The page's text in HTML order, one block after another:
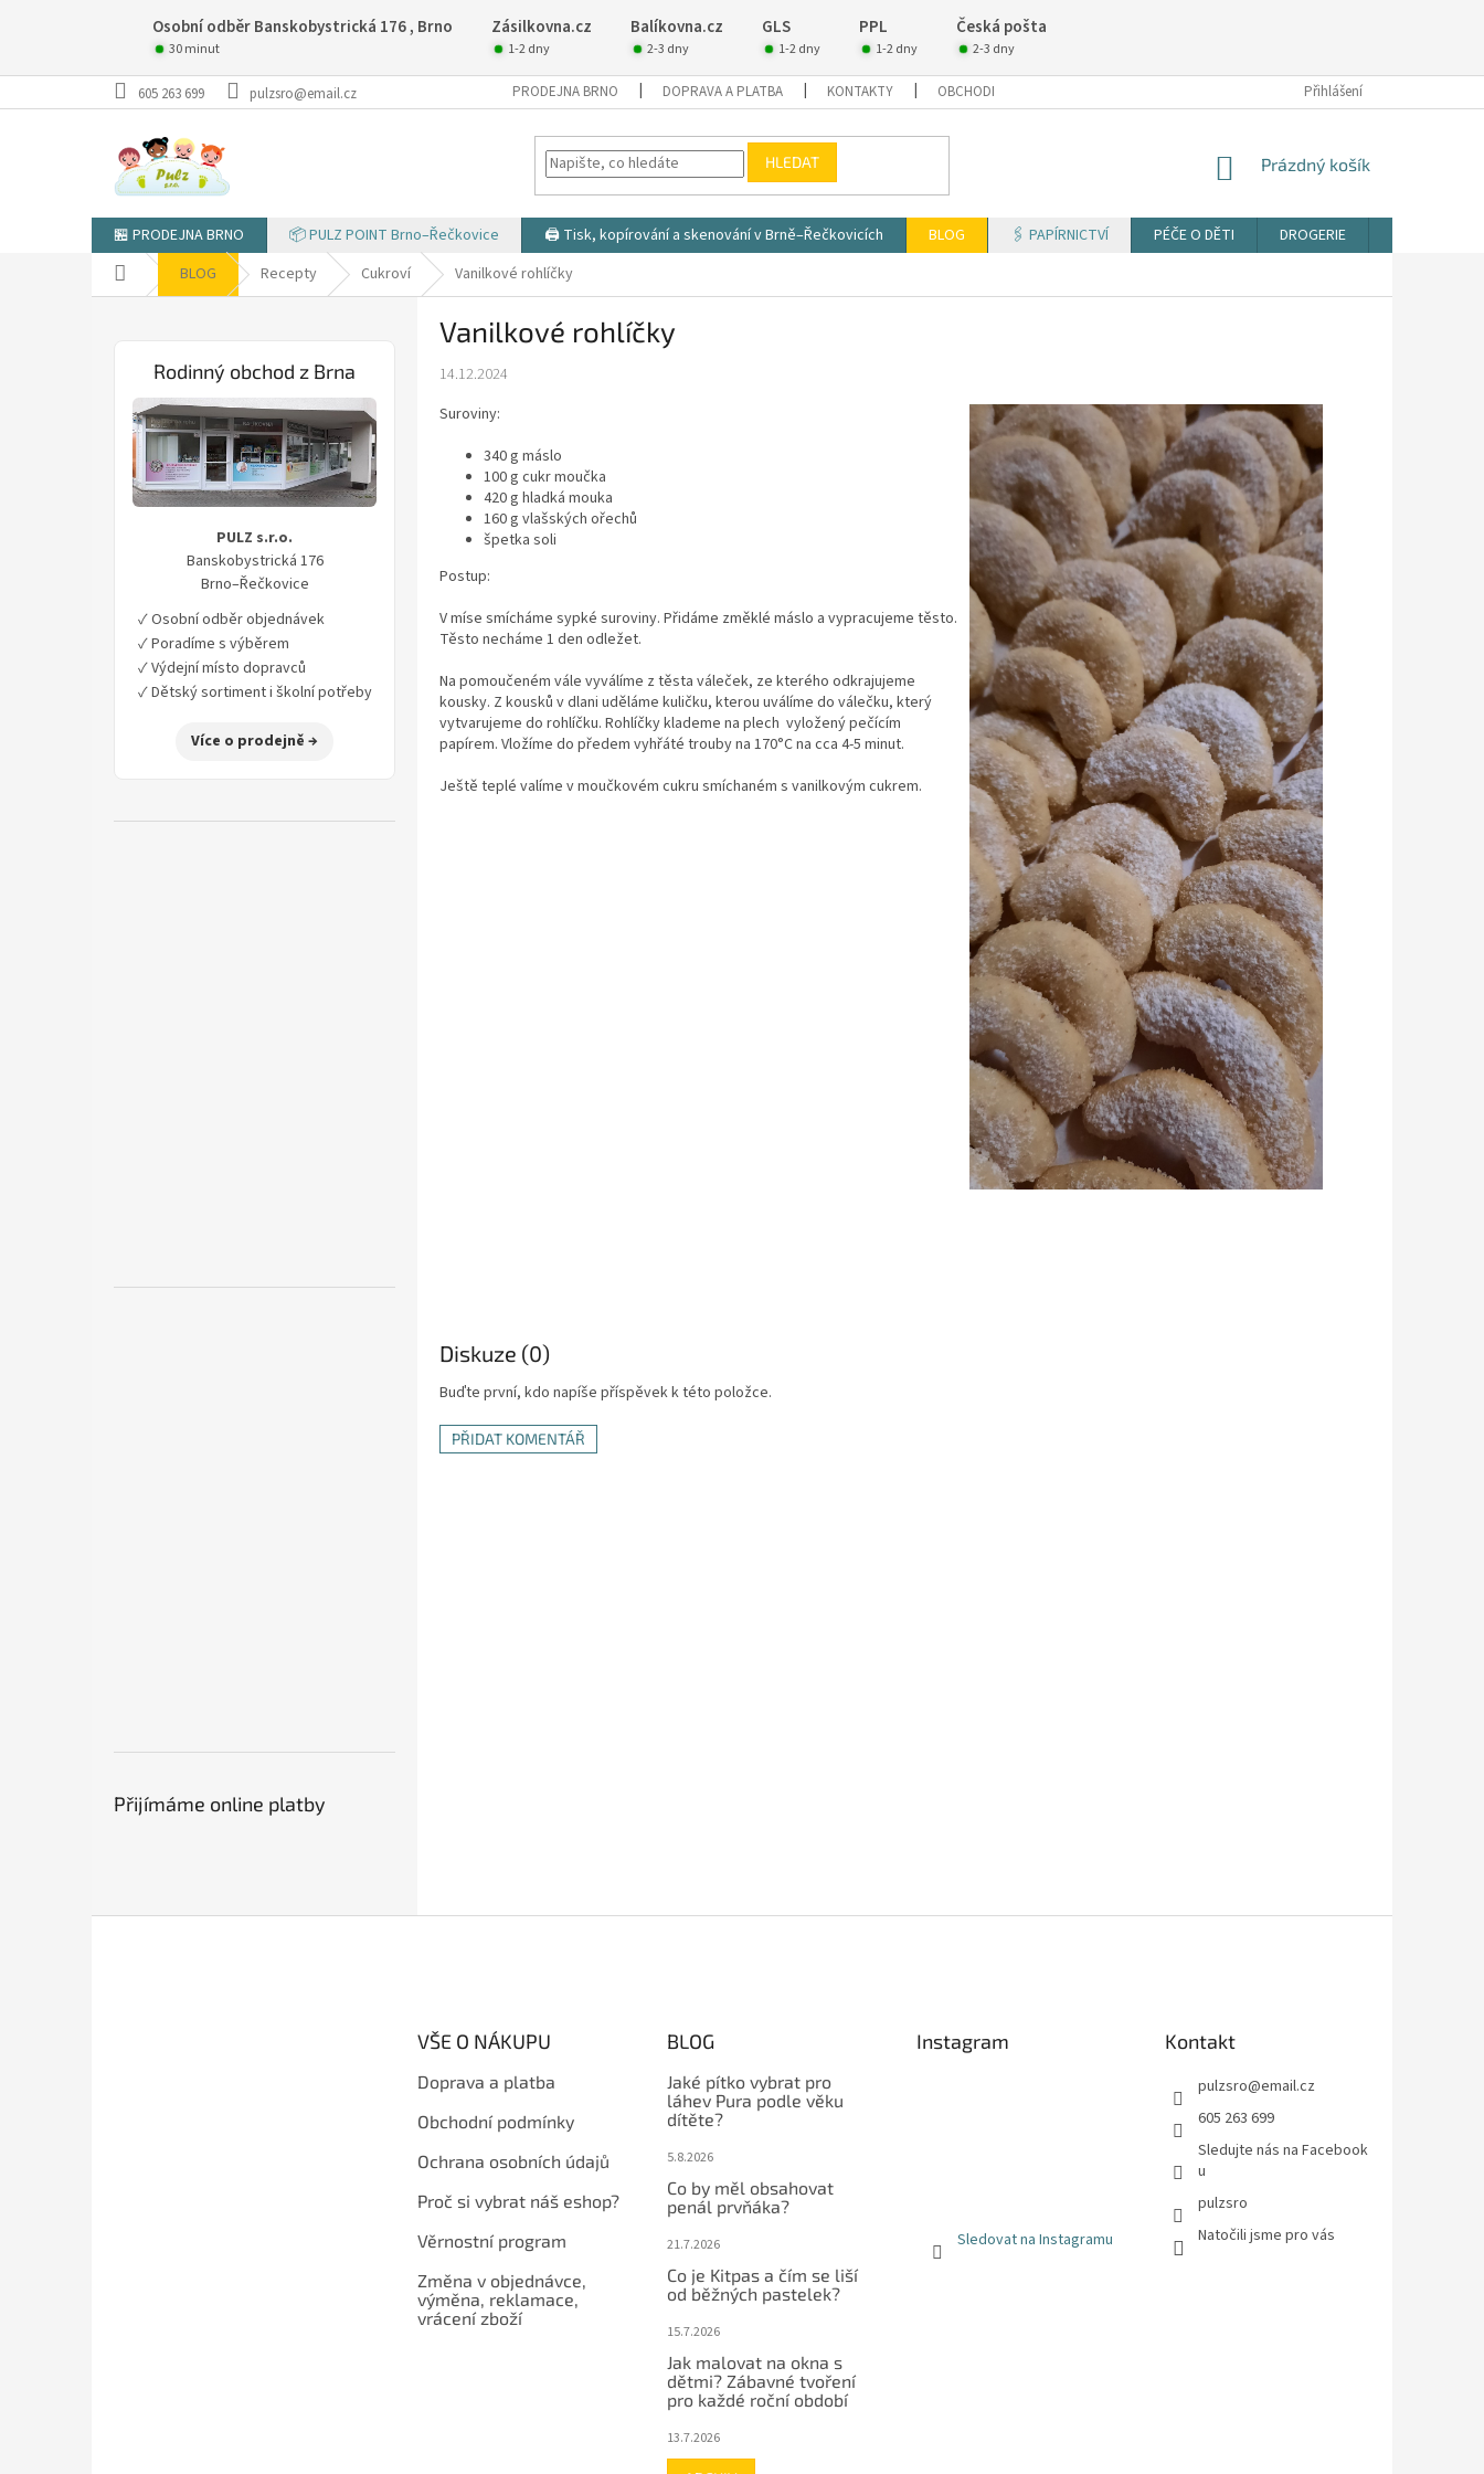
Osobní odběr Banskobystrická 176 , Brno Zásilkovna.cz Balíkovna.cz GLS PPL Česká pošta
30 minut 1-2 dny 2-3 dny 1-2 dny 1-2 dny 2-3 dny
605 263 699 pulzsro@email.cz PRODEJNA BRNO DOPRAVA A PLATBA KONTAKTY OBCHODNÍ PODMÍNKY Přihlášení
HLEDAT
NÁKUPNÍ
Prázdný košík
🏪 PRODEJNA BRNO 📦 PULZ POINT Brno–Řečkovice 🖨️ Tisk, kopírování a skenování v Brně–Řečkovicích BLOG 🖇️ PAPÍRNICTVÍ PÉČE O DĚTI DROGERIE
BLOG Recepty Cukroví Vanilkové rohlíčky
Rodinný obchod z Brna
PULZ s.r.o.
Banskobystrická 176
Brno–Řečkovice
✓ Osobní odběr objednávek
✓ Poradíme s výběrem
✓ Výdejní místo dopravců
✓ Dětský sortiment i školní potřeby
Více o prodejně →
Přijímáme online platby
Vanilkové rohlíčky
14.12.2024
Suroviny:
340 g máslo
100 g cukr moučka
420 g hladká mouka
160 g vlašských ořechů
špetka soli
Postup:
V míse smícháme sypké suroviny. Přidáme změklé máslo a vypracujeme těsto.
Těsto necháme 1 den odležet.
Na pomoučeném vále vyválíme z těsta váleček, ze kterého odkrajujeme
kousky. Z kousků v dlani uděláme kuličku, kterou uválíme do válečku, který
vytvarujeme do rohlíčku. Rohlíčky klademe na plech vyložený pečícím
papírem. Vložíme do předem vyhřáté trouby na 170°C na cca 4-5 minut.
Ještě teplé valíme v moučkovém cukru smíchaném s vanilkovým cukrem.
Diskuze (0)
Buďte první, kdo napíše příspěvek k této položce.
PŘIDAT KOMENTÁŘ
VŠE O NÁKUPU
Doprava a platba
Obchodní podmínky
Ochrana osobních údajů
Proč si vybrat náš eshop?
Věrnostní program
Změna v objednávce,
výměna, reklamace,
vrácení zboží
BLOG
Jaké pítko vybrat pro
láhev Pura podle věku
dítěte?
5.8.2026
Co by měl obsahovat
penál prvňáka?
21.7.2026
Co je Kitpas a čím se liší
od běžných pastelek?
15.7.2026
Jak malovat na okna s
dětmi? Zábavné tvoření
pro každé roční období
13.7.2026
Instagram
Sledovat na Instagramu
Kontakt
pulzsro@email.cz
605 263 699
Sledujte nás na Facebook
u
pulzsro
Natočili jsme pro vás